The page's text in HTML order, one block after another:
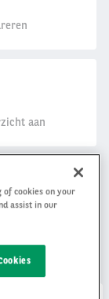
aan
aan
of cookies on your
assist in our